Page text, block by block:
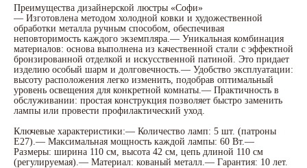
Преимущества дизайнерской люстры «Софи»
— Изготовлена методом холодной ковки и художественной
обработки металла ручным способом, обеспечивая
неповторимость каждого экземпляра.— Уникальная комбинация
материалов: основа выполнена из качественной стали с эффектной
бронзированной отделкой и искусственной патиной. Это придает
изделию особый шарм и долговечность.— Удобство эксплуатации:
высоту расположения легко изменить, подобрав оптимальный
уровень освещения для конкретной комнаты.— Практичность в
обслуживании: простая конструкция позволяет быстро заменить
лампы или провести профилактический уход.
Ключевые характеристики:— Количество ламп: 5 шт. (патроны
Е27).— Максимальная мощность каждой лампы: 60 Вт.—
Размеры: ширина 110 см, высота 42 см, цепь длиной 110 см
(регулируемая).— Материал: кованый металл.— Гарантия: 10 лет.